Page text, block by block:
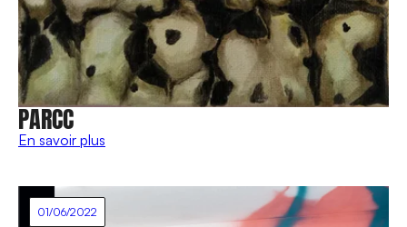
PARCC
En savoir plus
01/06/2022